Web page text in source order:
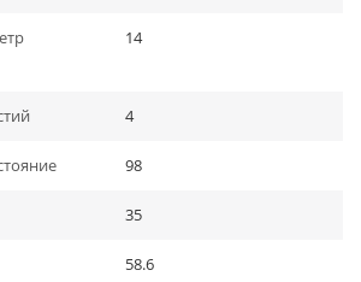
14
4
98
35
58.6